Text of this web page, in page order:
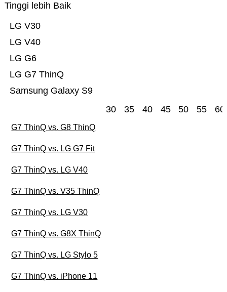
Tinggi lebih Baik
Samsung Galaxy S9
LG G7 ThinQ
LG G6
LG V40
LG V30
30 35 40 45 50 55 60
G7 ThinQ vs. G8 ThinQ
G7 ThinQ vs. LG G7 Fit
G7 ThinQ vs. LG V40
G7 ThinQ vs. V35 ThinQ
G7 ThinQ vs. LG V30
G7 ThinQ vs. G8X ThinQ
G7 ThinQ vs. LG Stylo 5
G7 ThinQ vs. iPhone 11